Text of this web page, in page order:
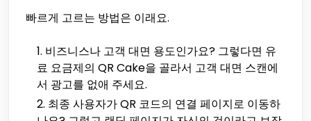
빠르게 고르는 방법은 이래요.
비즈니스나 고객 대면 용도인가요? 그렇다면 유
료 요금제의 QR Cake을 골라서 고객 대면 스캔에
서 광고를 없애 주세요.
최종 사용자가 QR 코드의 연결 페이지로 이동하